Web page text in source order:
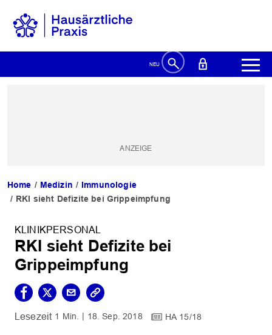
Home Medizin
Immunologie
RKI sieht Defizite bei Grippeimpfung
KLINIKPERSONAL
RKI sieht Defizite bei
Grippeimpfung
1 Min. 18. Sep. 2018 HA 15/18